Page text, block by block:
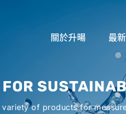
關於升暘
所在地
全球代理商
最
of products for